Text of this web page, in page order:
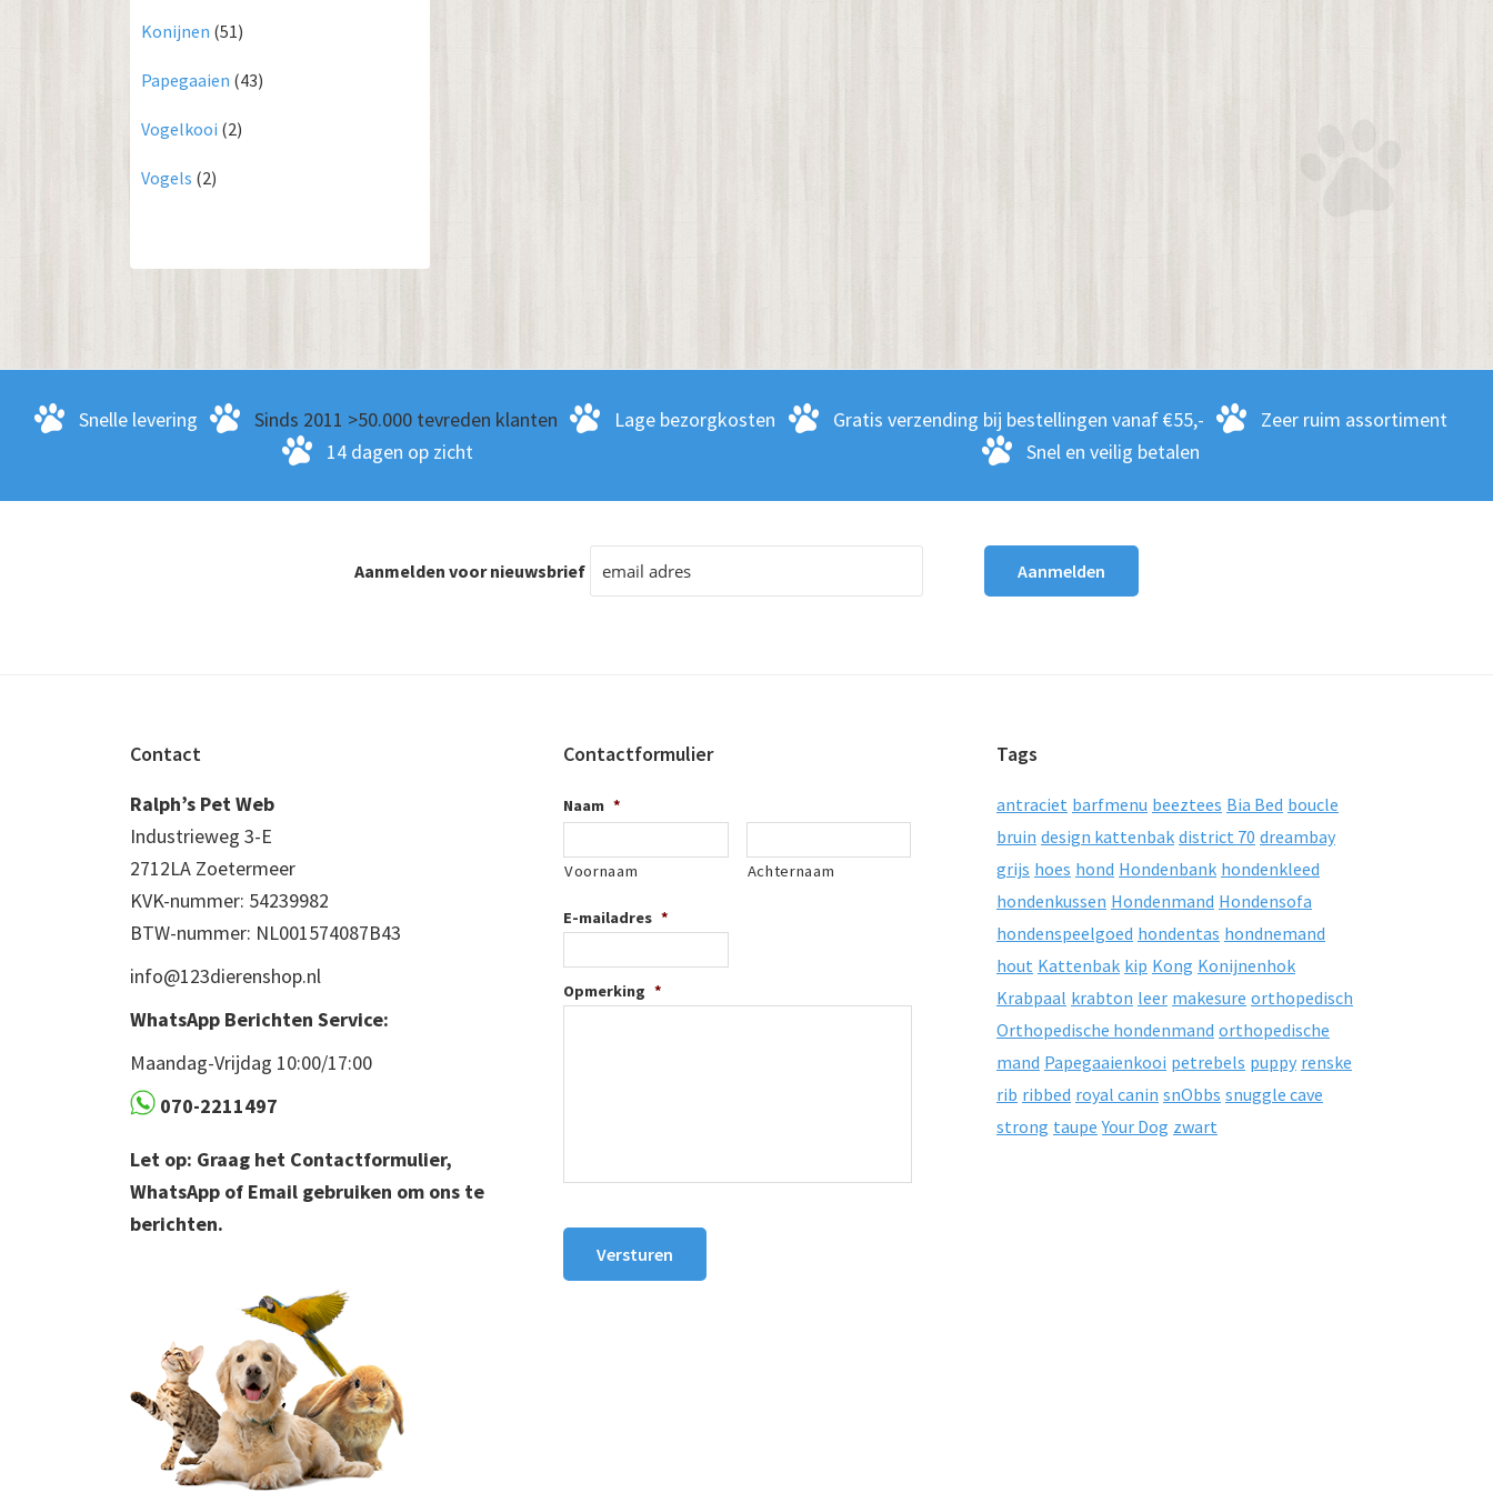
Konijnen (51)
Papegaaien (43)
Vogelkooi (2)
Vogels (2)
Snelle levering Sinds 2011 >50.000 tevreden klanten Lage bezorgkosten Gratis verzending bij bestellingen vanaf €55,-
Zeer ruim assortiment
14 dagen op zicht
Snel en veilig betalen
Aanmelden voor nieuwsbrief
Contact
Ralph’s Pet Web
Industrieweg 3-E
2712LA Zoetermeer
KVK-nummer: 54239982
BTW-nummer: NL001574087B43
info@123dierenshop.nl
WhatsApp Berichten Service:
Maandag-Vrijdag 10:00/17:00
070-2211497
Let op: Graag het Contactformulier,
WhatsApp of Email gebruiken om ons te
berichten.
Contactformulier
Naam *
Voornaam Achternaam
E-mailadres *
Opmerking *
Versturen
Tags
antraciet barfmenu beeztees Bia Bed boucle
bruin design kattenbak district 70 dreambay
grijs hoes hond Hondenbank hondenkleed
hondenkussen Hondenmand Hondensofa
hondenspeelgoed hondentas hondnemand
hout Kattenbak kip Kong Konijnenhok
Krabpaal krabton leer makesure orthopedisch
Orthopedische hondenmand orthopedische
mand Papegaaienkooi petrebels puppy renske
rib ribbed royal canin snObbs snuggle cave
strong taupe Your Dog zwart